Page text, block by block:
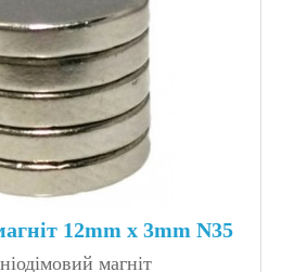
12mm x 3mm N35
магніт